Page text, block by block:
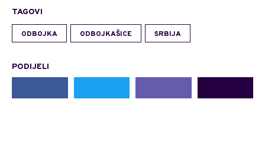
TAGOVI
ODBOJKA ODBOJKAŠICE SRBIJA
PODIJELI